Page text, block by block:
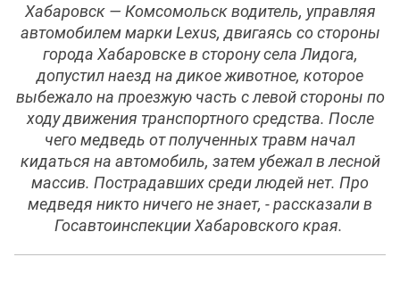
Хабаровск — Комсомольск водитель, управляя
автомобилем марки Lexus, двигаясь со стороны
города Хабаровске в сторону села Лидога,
допустил наезд на дикое животное, которое
выбежало на проезжую часть с левой стороны по
ходу движения транспортного средства. После
чего медведь от полученных травм начал
кидаться на автомобиль, затем убежал в лесной
массив. Пострадавших среди людей нет. Про
медведя никто ничего не знает, - рассказали в
Госавтоинспекции Хабаровского края.